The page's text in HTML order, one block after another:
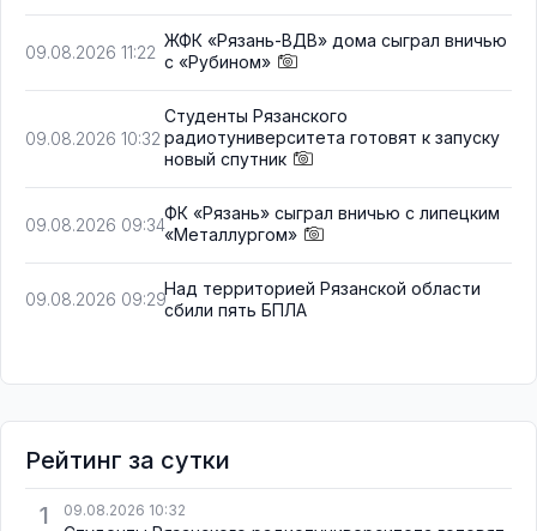
09.08.2026 11:22
ЖФК «Рязань-ВДВ» дома сыграл вничью
с «Рубином»
09.08.2026 10:32
Студенты Рязанского
радиотуниверситета готовят к запуску
новый спутник
09.08.2026 09:34
ФК «Рязань» сыграл вничью с липецким
«Металлургом»
09.08.2026 09:29
Над территорией Рязанской области
сбили пять БПЛА
Рейтинг за сутки
1
09.08.2026 10:32